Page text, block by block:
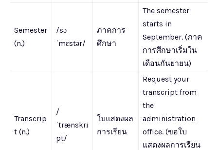
Semester
(n.)
/sə
ˈmɛstər/
ภาคการ
ศึกษา
The semester
starts in
September. (ภาค
การศึกษาเริ่มใน
เดือนกันยายน)
Transcrip
t (n.)
/
ˈtrænskrɪ
pt/
ใบแสดงผล
การเรียน
Request your
transcript from
the
administration
office. (ขอใบ
แสดงผลการเรียน